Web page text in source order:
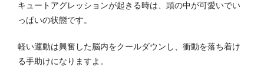
キュートアグレッションが起きる時は、頭の中が可愛いでい
っぱいの状態です。
軽い運動は興奮した脳内をクールダウンし、衝動を落ち着け
る手助けになりますよ。